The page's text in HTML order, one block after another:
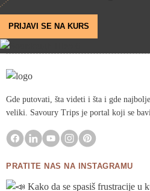
PRIJAVI SE NA KURS
Gde putovati, šta videti i šta i gde
veliki. Savoury Trips je portal koji se
PRATITE NAS NA INSTAGRAMU